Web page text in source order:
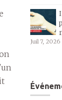
Juil 7, 2026